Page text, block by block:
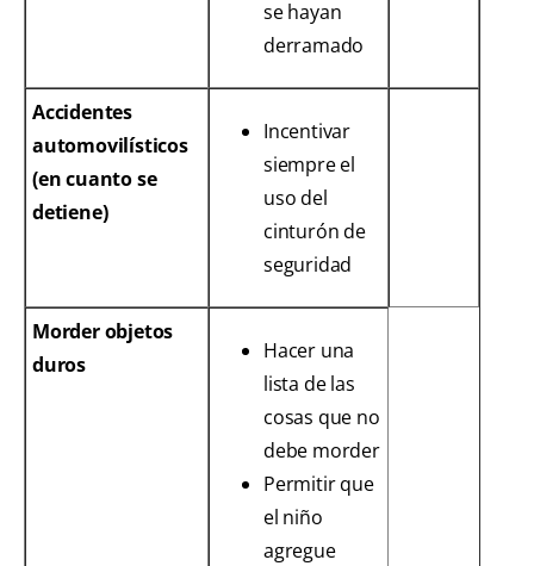
se hayan
derramado
Accidentes
automovilísticos
(en cuanto se
detiene)
Incentivar
siempre el
uso del
cinturón de
seguridad
Morder objetos
duros
Hacer una
lista de las
cosas que no
debe morder
Permitir que
el niño
agregue